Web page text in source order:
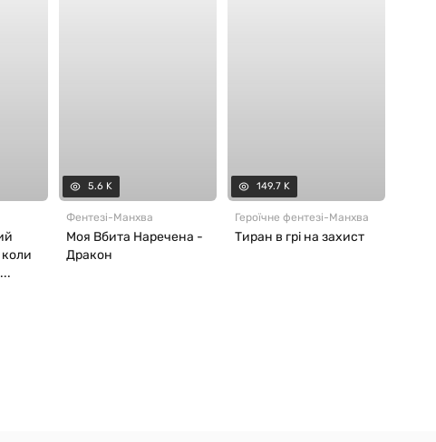
5.6 K
Фентезі-Манхва
Моя Вбита Наречена -
Дракон
149.7 K
Героїчне фентезі-Манхва
Тиран в грі на захист